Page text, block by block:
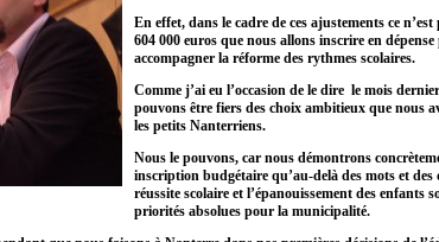
En effet, dans le cadre de ces ajustements ce n’est
604 000 euros que nous allons inscrire en
accompagner la réforme des rythmes scolaires.
Comme j’ai eu l’occasion de le dire le mois
pouvons être fiers des choix ambitieux que nous
les petits Nanterriens.
Nous le pouvons, car nous démontrons
inscription budgétaire qu’au-delà des mots et des
réussite scolaire et l’épanouissement des enfants
priorités absolues pour la municipalité.